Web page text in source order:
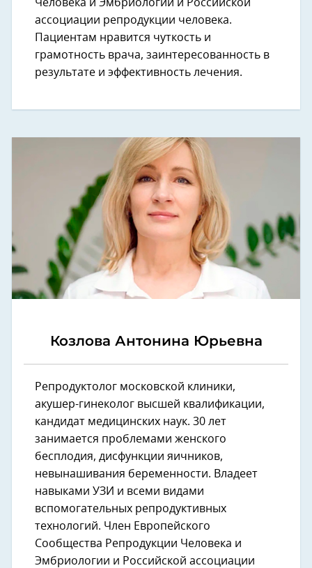
Человека и Эмбриологии и Российской
ассоциации репродукции человека.
Пациентам нравится чуткость и
грамотность врача, заинтересованность в
результате и эффективность лечения.
Козлова Антонина Юрьевна
Репродуктолог московской клиники,
акушер-гинеколог высшей квалификации,
кандидат медицинских наук. 30 лет
занимается проблемами женского
бесплодия, дисфункции яичников,
невынашивания беременности. Владеет
навыками УЗИ и всеми видами
вспомогательных репродуктивных
технологий. Член Европейского
Сообщества Репродукции Человека и
Эмбриологии и Российской ассоциации